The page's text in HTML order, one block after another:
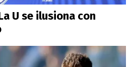
U se ilusiona con